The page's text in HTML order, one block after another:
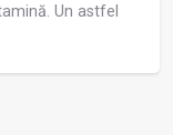
Un astfel